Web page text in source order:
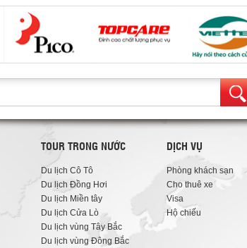
TOUR TRONG NƯỚC
Du lịch Cô Tô
Du lịch Đồng Hơi
Du lịch Miền tây
Du lịch Cửa Lò
Du lịch vùng Tây Bắc
Du lịch vùng Đông Bắc
DỊCH VỤ
Phòng khách sạn
Cho thuê xe
Visa
Hộ chiếu